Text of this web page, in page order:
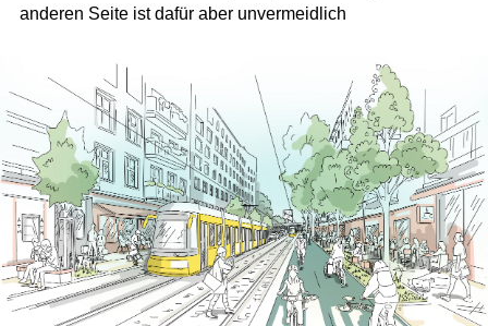
anderen Seite ist dafür aber unvermeidlich